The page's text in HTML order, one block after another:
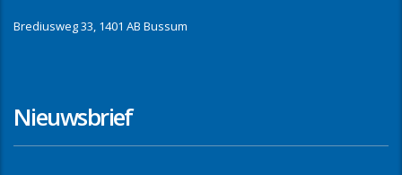
Brediusweg 33, 1401 AB Bussum
Nieuwsbrief